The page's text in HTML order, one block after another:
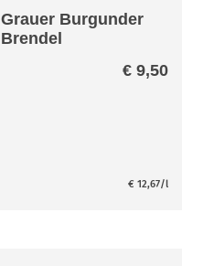
Grauer Burgunder
Brendel
€9,50
€ 12,67/l